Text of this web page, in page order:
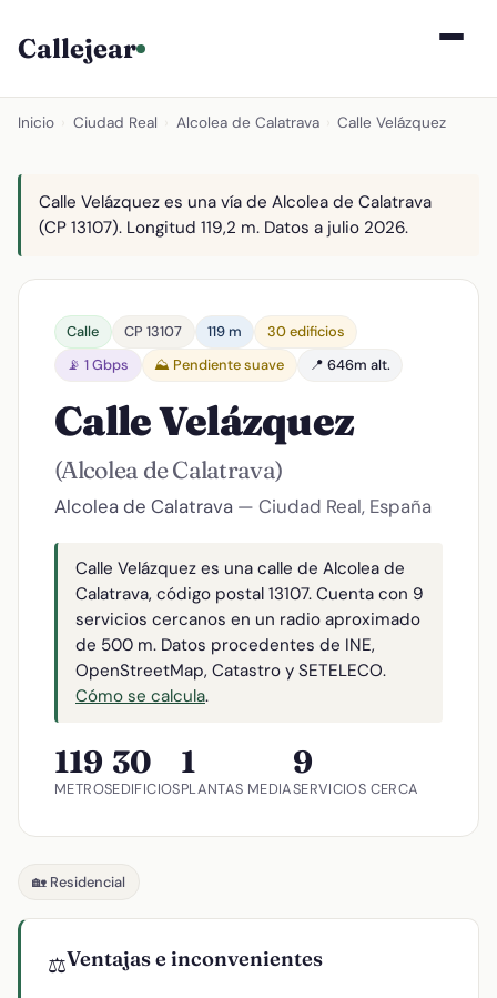
Callejear
Inicio Ciudad Real Alcolea de Calatrava Calle Velázquez
Calle Velázquez es una vía de Alcolea de Calatrava
(CP 13107). Longitud 119,2 m. Datos a julio 2026.
Calle CP 13107 119 m
30 edificios
📡 1 Gbps
⛰️ Pendiente suave 📍 646m alt.
Calle Velázquez
(Alcolea de Calatrava)
Alcolea de Calatrava — Ciudad Real, España
Calle Velázquez es una calle de Alcolea de
Calatrava, código postal 13107. Cuenta con 9
servicios cercanos en un radio aproximado
de 500 m. Datos procedentes de INE,
OpenStreetMap, Catastro y SETELECO.
Cómo se calcula.
119
METROS
30
EDIFICIOS
1
PLANTAS MEDIA
9
SERVICIOS CERCA
🏡 Residencial
⚖️Ventajas e inconvenientes